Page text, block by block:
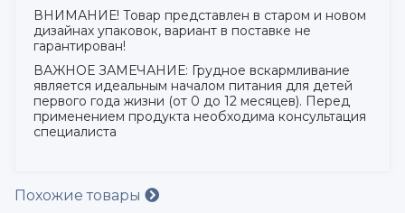
ВНИМАНИЕ! Товар представлен в старом и новом
дизайнах упаковок, вариант в поставке не
гарантирован!
ВАЖНОЕ ЗАМЕЧАНИЕ: Грудное вскармливание
является идеальным началом питания для детей
первого года жизни (от 0 до 12 месяцев). Перед
применением продукта необходима консультация
специалиста
Похожие товары